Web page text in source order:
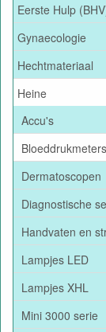
Eerste Hulp
Gynaecologie
Hechtmateriaal
Heine
Accu's
Dermatoscopen
Diagnostische
Handvaten en
Lampjes LED
Lampjes XHL
Mini 3000 serie